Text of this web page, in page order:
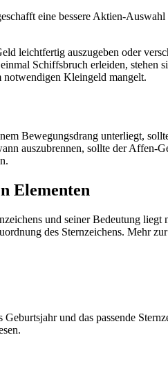
eine bessere Aktien-
leichtfertig auszugeben oder
Schiffsbruch erleiden,
notwendigen Kleingeld mangelt.
Bewegungsdrang unterliegt,
auszubrennen, sollte der Affen-
Elementen
und seiner Bedeutung
des Sternzeichens. Mehr
und das passende